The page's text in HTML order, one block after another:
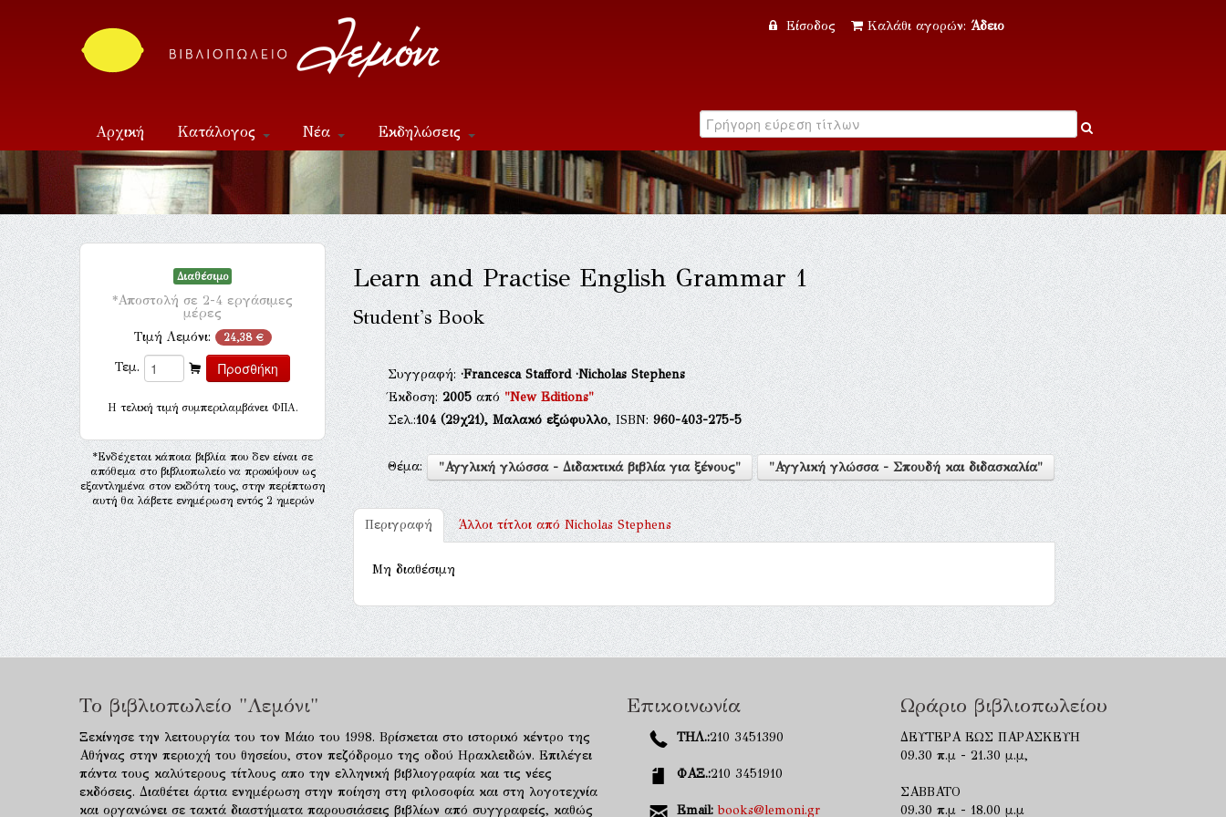
Είσοδος Καλάθι αγορών: Άδειο
Αρχική Κατάλογος Νέα Εκδηλώσεις
Επικοινωνία
Διαθέσιμο
*Αποστολή σε 2-4 εργάσιμες
μέρες
Τιμή Λεμόνι: 24,38 €
Τεμ.
H τελική τιμή συμπεριλαμβάνει ΦΠΑ.
*Ενδέχεται κάποια βιβλία που δεν είναι σε
απόθεμα στο βιβλιοπωλείο να προκύψουν ως
εξαντλημένα στον εκδότη τους, στην περίπτωση
αυτή θα λάβετε ενημέρωση εντός 2 ημερών
Learn and Practise English Grammar 1
Student's Book
Συγγραφή:·Francesca Stafford·Nicholas Stephens
Έκδοση:2005από"New Editions"
Σελ.:104(29χ21), Μαλακό εξώφυλλο, ISBN:960-403-275-5
Θέμα: "Αγγλική γλώσσα - Διδακτικά βιβλία για ξένους" "Αγγλική γλώσσα - Σπουδή και διδασκαλία"
Περιγραφή Άλλοι τίτλοι απόNicholas Stephens
Μη διαθέσιμη
Το βιβλιοπωλείο "Λεμόνι"
Ξεκίνησε την λειτουργία του τον Μάιο του 1998. Βρίσκεται στο ιστορικό κέντρο της
Αθήνας στην περιοχή του θησείου, στον πεζόδρομο της οδού Ηρακλειδών. Επιλέγει
πάντα τους καλύτερους τίτλους απο την ελληνική βιβλιογραφία και τις νέες
εκδόσεις. Διαθέτει άρτια ενημέρωση στην ποίηση στη φιλοσοφία και στη λογοτεχνία
και οργανώνει σε τακτά διαστήματα παρουσιάσεις βιβλίων από συγγραφείς, καθώς
Επικοινωνία
ΤΗΛ.:210 3451390
ΦΑΞ.:210 3451910
Email: books@lemoni.gr
Ωράριο βιβλιοπωλείου
ΔΕΥΤΕΡΑ ΕΩΣ ΠΑΡΑΣΚΕΥΗ
09.30 π.μ - 21.30 μ.μ,
ΣΑΒΒΑΤΟ
09.30 π.μ - 18.00 μ.μ